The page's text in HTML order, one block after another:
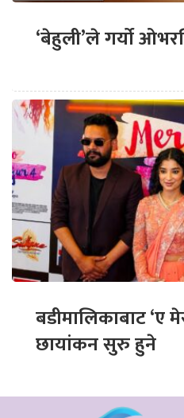
‘बेहुली’ले गर्यो
बडीमालिकाबाट ‘ए
छायांकन सुरु हुने